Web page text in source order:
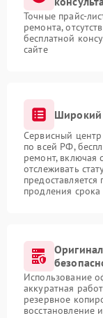
Точные прайс-
ремонта,
бесплатной
сайте
Широкий
Сервисный центр
по всей РФ,
ремонт, включая
отслеживать
продления
Использование
аккуратная
резервное